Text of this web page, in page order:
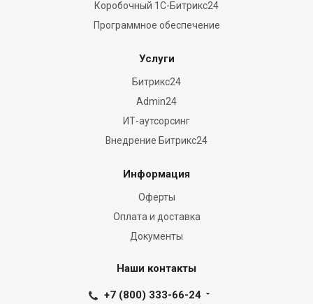
Коробочный 1С-Битрикс24
Программное обеспечение
Услуги
Битрикс24
Admin24
ИТ-аутсорсинг
Внедрение Битрикс24
Информация
Оферты
Оплата и доставка
Документы
Наши контакты
+7 (800) 333-66-24